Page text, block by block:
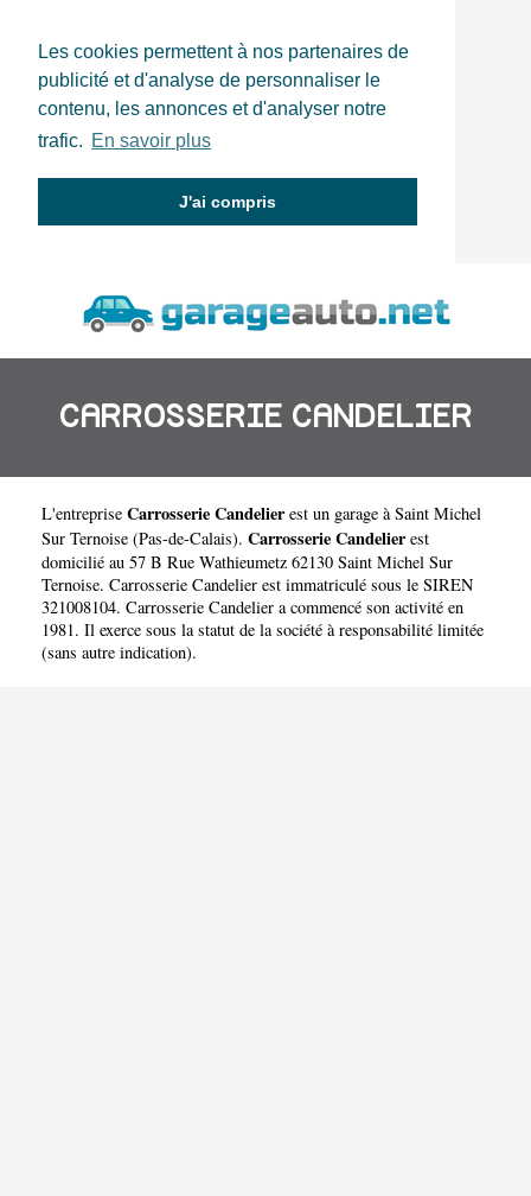
Les cookies permettent à nos partenaires de
publicité et d'analyse de personnaliser le
contenu, les annonces et d'analyser notre
trafic. En savoir plus
J'ai compris
CARROSSERIE CANDELIER
L'entreprise Carrosserie Candelierest un garage à Saint Michel
Sur Ternoise (Pas-de-Calais). Carrosserie Candelierest
domicilié au 57 B Rue Wathieumetz 62130 Saint Michel Sur
Ternoise. Carrosserie Candelier est immatriculé sous le SIREN
321008104. Carrosserie Candelier a commencé son activité en
1981. Il exerce sous la statut de la société à responsabilité limitée
(sans autre indication).